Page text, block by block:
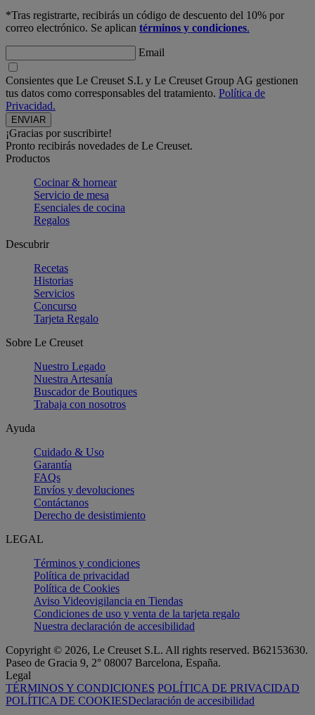
*Tras registrarte, recibirás un código de descuento del 10% por
correo electrónico. Se aplican términos y condiciones.
Email
Consientes que Le Creuset S.L y Le Creuset Group AG gestionen
tus datos como corresponsables del tratamiento. Política de
Privacidad.
¡Gracias por suscribirte!
Pronto recibirás novedades de Le Creuset.
Productos
Cocinar & hornear
Servicio de mesa
Esenciales de cocina
Regalos
Descubrir
Recetas
Historias
Servicios
Concurso
Tarjeta Regalo
Sobre Le Creuset
Nuestro Legado
Nuestra Artesanía
Buscador de Boutiques
Trabaja con nosotros
Ayuda
Cuidado & Uso
Garantía
FAQs
Envíos y devoluciones
Contáctanos
Derecho de desistimiento
LEGAL
Términos y condiciones
Política de privacidad
Política de Cookies
Aviso Videovigilancia en Tiendas
Condiciones de uso y venta de la tarjeta regalo
Nuestra declaración de accesibilidad
Copyright © 2026, Le Creuset S.L. All rights reserved. B62153630.
Paseo de Gracia 9, 2° 08007 Barcelona, España.
Legal
TÉRMINOS Y CONDICIONES POLÍTICA DE PRIVACIDAD
POLÍTICA DE COOKIESDeclaración de accesibilidad